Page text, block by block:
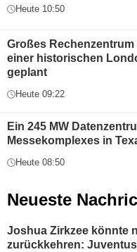
Heute 10:50
Großes Rechenzentrum
einer historischen
geplant
Heute 09:22
Ein 245 MW
Messekomplexes in
Heute 08:50
Neueste
Joshua Zirkzee könnte
zurückkehren: